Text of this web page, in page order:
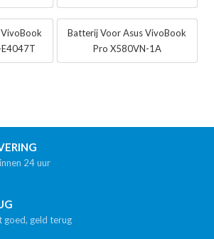
Batterij Voor Asus VivoBook
Pro X580VN-1A
24 uur
goed, geld terug